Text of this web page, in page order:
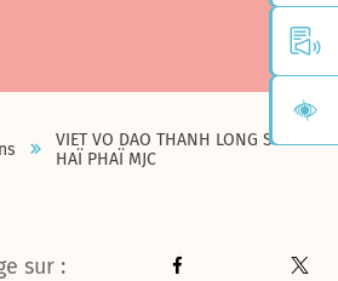
VIET VO DAO THANH LONG SON
HAÏ PHAÏ MJC
sur :